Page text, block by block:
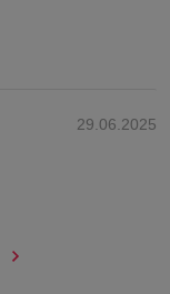
29.06.2025